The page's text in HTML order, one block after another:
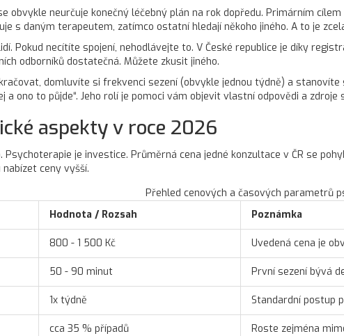
obvykle neurčuje konečný léčebný plán na rok dopředu. Primárním
s daným terapeutem, zatímco ostatní hledají někoho jiného. A to je
Pokud necítíte spojení, nehodlávejte to. V České republice je díky
odborníků dostatečná. Můžete zkusit jiného.
domluvíte si frekvenci sezení (obvykle jednou týdně) a
a ono to půjde“. Jeho rolí je pomoci vám objevit vlastní odpovědi a zdroje
aspekty v roce 2026
je investice. Průměrná cena jedné konzultace v ČR se
ceny vyšší.
Přehled cenových a časových parametrů
Hodnota / Rozsah Poznámka
800 - 1 500 Kč Uvedená cena je
50 - 90 minut První sezení bývá
1x týdně Standardní postup
cca 35 % případů Roste zejména